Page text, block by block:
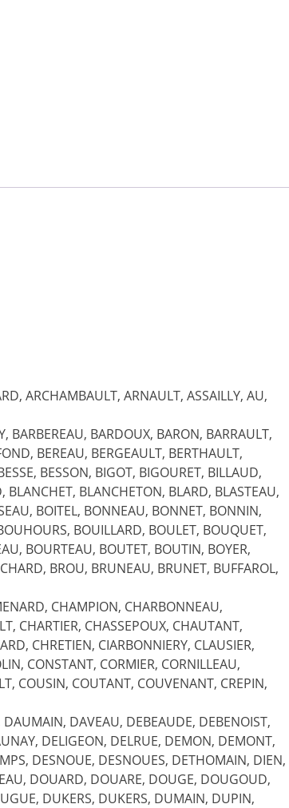
ARCHAMBAULT, ARNAULT, ASSAILLY, AU,
BARBEREAU, BARDOUX, BARON, BARRAULT,
BEREAU, BERGEAULT, BERTHAULT,
BESSON, BIGOT, BIGOURET, BILLAUD,
BLANCHETON, BLARD, BLASTEAU,
BOITEL, BONNEAU, BONNET, BONNIN,
BOUILLARD, BOULET, BOUQUET,
BOURTEAU, BOUTET, BOUTIN, BOYER,
BROU, BRUNEAU, BRUNET, BUFFAROL,
CHAMPION, CHARBONNEAU,
CHARTIER, CHASSEPOUX, CHAUTANT,
CHRETIEN, CIARBONNIERY, CLAUSIER,
CONSTANT, CORMIER, CORNILLEAU,
COUSIN, COUTANT, COUVENANT, CREPIN,
DAVEAU, DEBEAUDE, DEBENOIST,
DELIGEON, DELRUE, DEMON, DEMONT,
DESNOUE, DESNOUES, DETHOMAIN, DIEN,
DOUARD, DOUARE, DOUGE, DOUGOUD,
DUKERS, DUKERS, DUMAIN, DUPIN,